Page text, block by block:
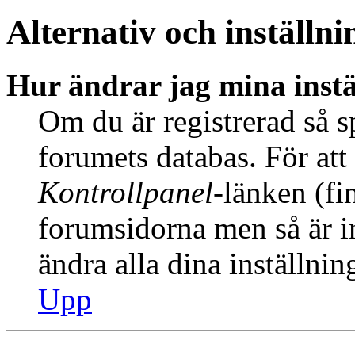
Alternativ och
Hur ändrar jag mina
Om du är registrerad så
forumets databas. För
Kontrollpanel-länken
forumsidorna men så är
ändra alla dina
Upp